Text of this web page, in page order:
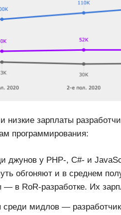
низкие зарплаты
программирования:
джунов у PHP-, С#- и
обгоняют и в среднем
в RoR-разработке. Их
мидлов —